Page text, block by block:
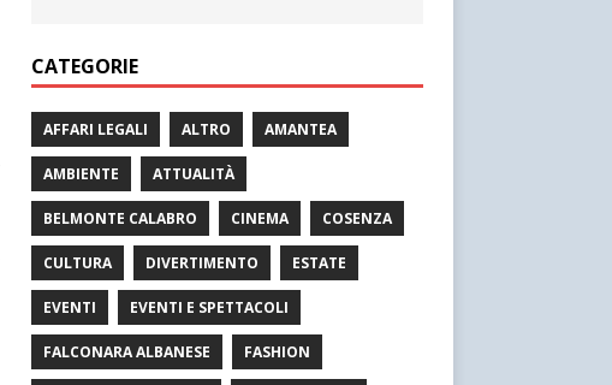
CATEGORIE
AFFARI LEGALI ALTRO AMANTEA
AMBIENTE ATTUALITÀ
BELMONTE CALABRO CINEMA COSENZA
CULTURA DIVERTIMENTO ESTATE
EVENTI EVENTI E SPETTACOLI
FALCONARA ALBANESE FASHION